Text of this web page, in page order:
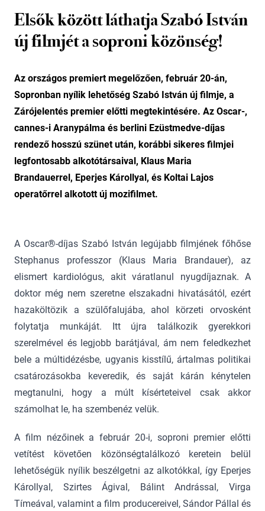
Elsők között láthatja Szabó István
új filmjét a soproni közönség!
Az országos premiert megelőzően, február 20-án,
Sopronban nyílik lehetőség Szabó István új filmje, a
Zárójelentés premier előtti megtekintésére. Az Oscar-,
cannes-i Aranypálma és berlini Ezüstmedve-díjas
rendező hosszú szünet után, korábbi sikeres filmjei
legfontosabb alkotótársaival, Klaus Maria
Brandauerrel, Eperjes Károllyal, és Koltai Lajos
operatőrrel alkotott új mozifilmet.
A Oscar®-díjas Szabó István legújabb filmjének főhőse
Stephanus professzor (Klaus Maria Brandauer), az
elismert kardiológus, akit váratlanul nyugdíjaznak. A
doktor még nem szeretne elszakadni hivatásától, ezért
hazaköltözik a szülőfalujába, ahol körzeti orvosként
folytatja munkáját. Itt újra találkozik gyerekkori
szerelmével és legjobb barátjával, ám nem feledkezhet
bele a múltidézésbe, ugyanis kisstílű, ártalmas politikai
csatározásokba keveredik, és saját kárán kénytelen
megtanulni, hogy a múlt kísérteteivel csak akkor
számolhat le, ha szembenéz velük.
A film nézőinek a február 20-i, soproni premier előtti
vetítést követően közönségtalálkozó keretein belül
lehetőségük nyílik beszélgetni az alkotókkal, így Eperjes
Károllyal, Szirtes Ágival, Bálint Andrással, Virga
Tímeával, valamint a film producereivel, Sándor Pállal és